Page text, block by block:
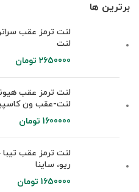
برترین ها
لنت
2650000 تومان
لنت ترمز عقب
لنت-عقب ون
1600000 تومان
لنت ترمز عقب
ریو، ساینا
1650000 تومان